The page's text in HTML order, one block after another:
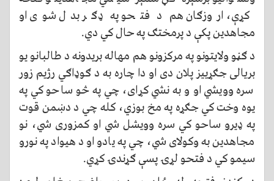
کړې، اروزګان هم د فتحو په ډګر بدل شوی او
مجاهدين پکې د پرمختګ په حال کي دي.
د ګڼو ولایتونو په مرکزونو هم مهاله بریدونه د طالبانو یو
بريالی جګړييز پلان دی او دا چاره به د ګوډاګي رژيم زور
سره وویشي او و به نشي کړای، چي په څو ساحو کي په
يوه وخت کي جګړه په مخ بوزي، کله چي د دښمن قوت
په ډیرو ساحو کي سره وويشل شي او کمزوری شي، نو
مجاهدین به وکولای شي، چي په يادو او د هیواد په نورو
سیمو کي د فتحو لړۍ پسې ګړندۍ کړي.